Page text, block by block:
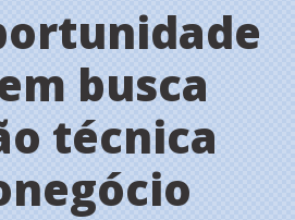
busca
técnica